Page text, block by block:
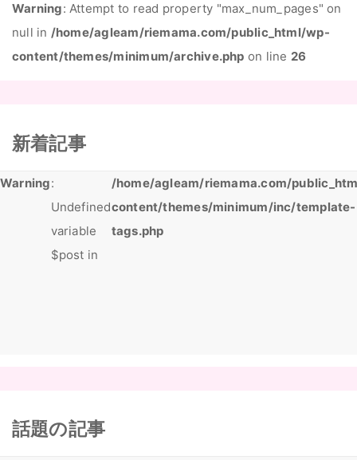
Warning: Attempt to read property "max_num_pages" on
null in /home/agleam/riemama.com/public_html/wp-
content/themes/minimum/archive.php on line 26
新着記事
Warning:
Undefined
variable
$post in
/home/agleam/riemama.com/
content/themes/minimum/inc/template-
tags.php
話題の記事